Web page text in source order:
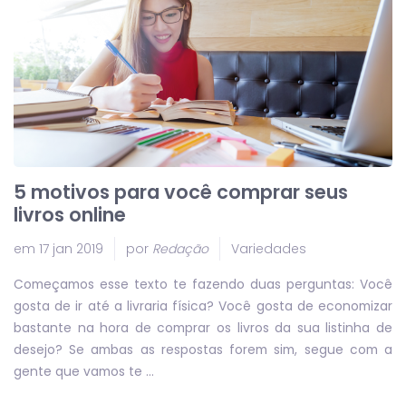
5 motivos para você comprar seus
livros online
em 17 jan 2019 por Redação Variedades
Começamos esse texto te fazendo duas perguntas: Você
gosta de ir até a livraria física? Você gosta de economizar
bastante na hora de comprar os livros da sua listinha de
desejo? Se ambas as respostas forem sim, segue com a
gente que vamos te ...